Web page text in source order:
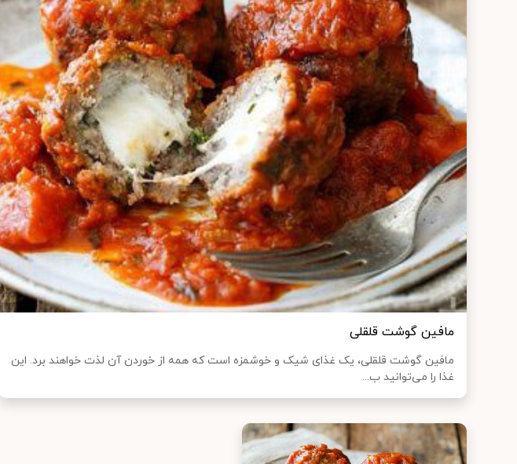
مافین گوشت قلقلی
مافین گوشت قلقلی، یک غذای شیک و خوشمزه است که همه از خوردن آن لذت خواهند برد. این
غذا را می‌توانید ب...